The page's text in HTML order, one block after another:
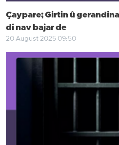
Çaypare; Girtin û
di nav bajar de
20 August 2025 09:50